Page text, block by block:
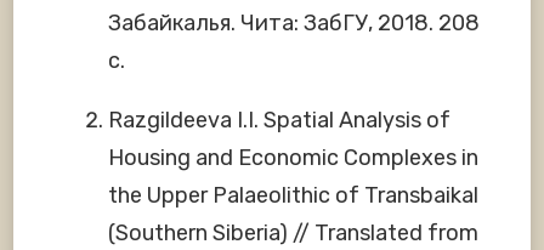
Забайкалья. Чита: ЗабГУ, 2018. 208
с.
Razgildeeva I.I. Spatial Analysis of
Housing and Economic Complexes in
the Upper Palaeolithic of Transbaikal
(Southern Siberia) // Translated from